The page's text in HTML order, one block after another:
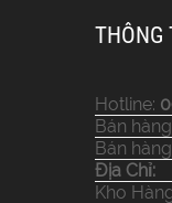
THÔNG
Hotline:
Bán
Bán
Địa Chỉ:
Kho